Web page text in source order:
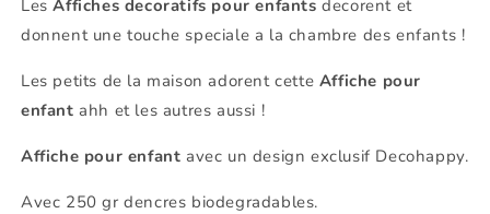
LesAffiches decoratifs pour enfants decorent et
donnent une touche speciale a la chambre des enfants !
Les petits de la maison adorent cette Affiche pour
enfant ahh et les autres aussi !
Affiche pour enfant avec un design exclusif Decohappy.
Avec 250 gr dencres biodegradables.